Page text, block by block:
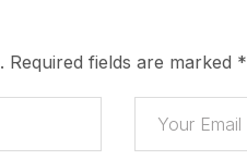
Required fields are marked *